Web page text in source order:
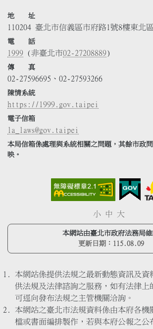
地 址
110204 臺北市信義區市府路1號8樓東北區
電 話
1999 (非臺北市02-27208889)
傳 真
02-27596695、02-27593266
陳情系統
https://1999.gov.taipei
電子信箱
la_laws@gov.taipei
本局信箱係處理與系統相關之問題，其餘市政
映。
小 中 大
本網站由臺北市政府法務局
更新日期： 115.08.09
本網站係提供法規之最新動態資訊及資
供法規及法律諮詢之服務，如有法律上
可逕向發布法規之主管機關洽詢。
本網站之臺北市法規資料係由本府各機
檔或書面編排製作，若與本府公報之公